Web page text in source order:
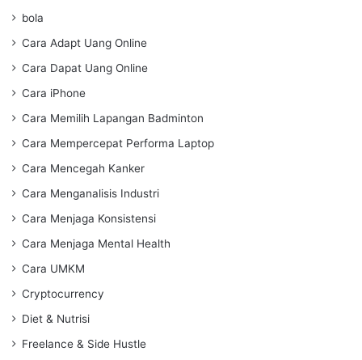
bola
Cara Adapt Uang Online
Cara Dapat Uang Online
Cara iPhone
Cara Memilih Lapangan Badminton
Cara Mempercepat Performa Laptop
Cara Mencegah Kanker
Cara Menganalisis Industri
Cara Menjaga Konsistensi
Cara Menjaga Mental Health
Cara UMKM
Cryptocurrency
Diet & Nutrisi
Freelance & Side Hustle